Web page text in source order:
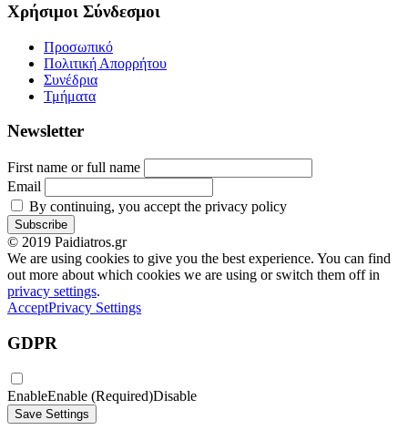
Χρήσιμοι Σύνδεσμοι
Προσωπικό
Πολιτική Απορρήτου
Συνέδρια
Τμήματα
Newsletter
First name or full name
Email
By continuing, you accept the privacy policy
© 2019 Paidiatros.gr
We are using cookies to give you the best experience. You can find
out more about which cookies we are using or switch them off in
privacy settings.
AcceptPrivacy Settings
GDPR
EnableEnable (Required)Disable